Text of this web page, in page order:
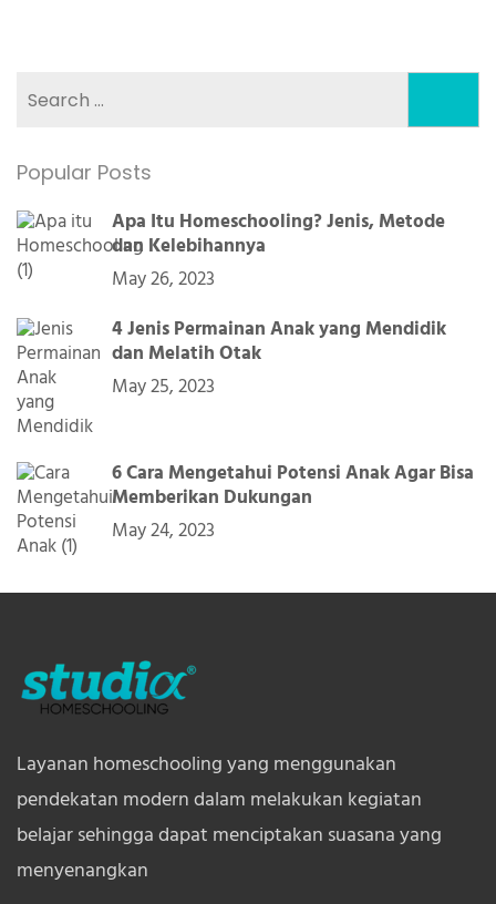
Popular Posts
Apa Itu Homeschooling? Jenis, Metode
dan Kelebihannya
May 26, 2023
4 Jenis Permainan Anak yang Mendidik
dan Melatih Otak
May 25, 2023
6 Cara Mengetahui Potensi Anak Agar Bisa
Memberikan Dukungan
May 24, 2023
Layanan homeschooling yang menggunakan
pendekatan modern dalam melakukan kegiatan
belajar sehingga dapat menciptakan suasana yang
menyenangkan